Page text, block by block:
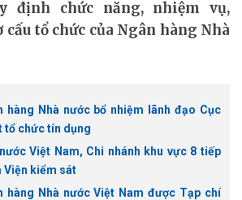
định chức năng, nhiệm vụ,
cấu tổ chức của Ngân hàng Nhà
hàng Nhà nước bổ nhiệm lãnh đạo Cục
tổ chức tín dụng
Việt Nam, Chi nhánh khu vực 8 tiếp
Viện kiểm sát
hàng Nhà nước Việt Nam được Tạp chí